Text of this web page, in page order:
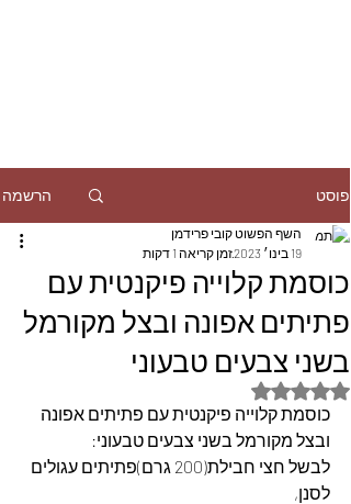
פוסט הרשמה
כוסמת קלוייה פיקנטית עם
פתיתים אפונה ובצל מקורמל
בשני צבעים טבעוני
השף הפשוט קובי פרידמן
19 בינו׳ 2023
זמן קריאה 1 דקות
דירוג של NaN מתוך 5 כוכבים
כוסמת קלוייה פיקנטית עם פתיתים אפונה
ובצל מקורמל בשני צבעים טבעוני:
לבשל חצי חבילת(200 גרם)פתיתים עגולים
לסנן,